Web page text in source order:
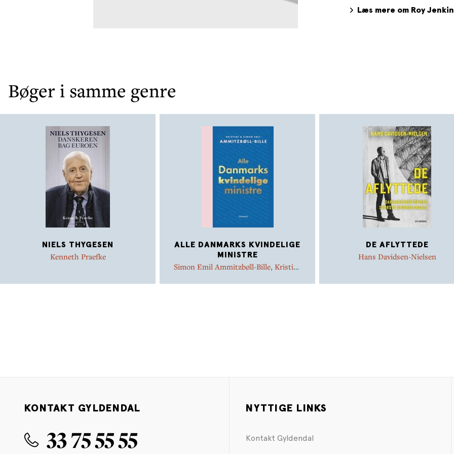
Læs mere om Roy
Bøger i samme genre
NIELS THYGESEN
Kenneth Praefke
ALLE DANMARKS KVINDELIGE
MINISTRE
Simon Emil Ammitzbøll-Bille, Kristine
DE AFLYTTEDE
Hans Davidsen-Nielsen
KONTAKT GYLDENDAL
33 75 55 55
NYTTIGE LINKS
Kontakt Gyldendal